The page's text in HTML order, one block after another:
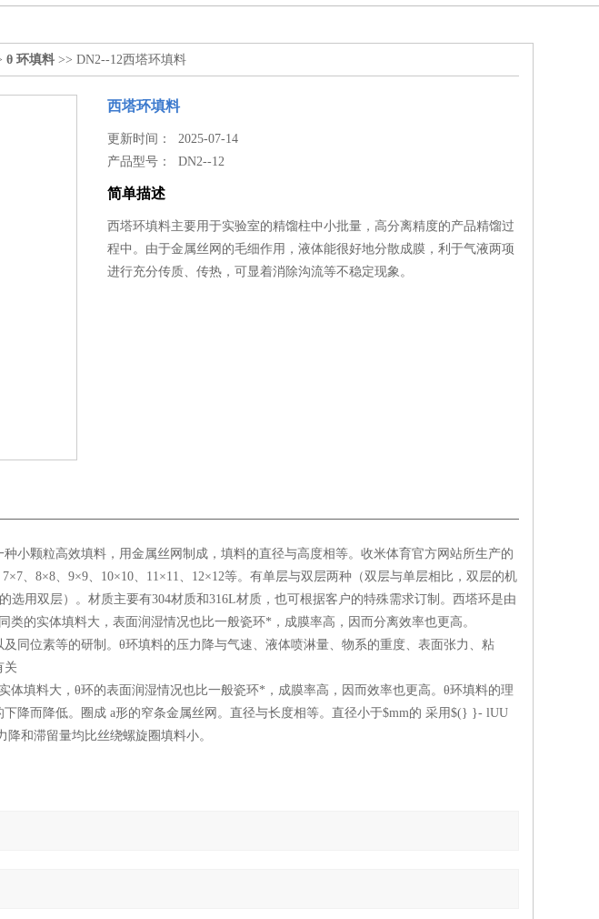
θ 环填料 >> DN2--12西塔环填料
西塔环填料
更新时间： 2025-07-14
产品型号：DN2--12
简单描述
西塔环填料主要用于实验室的精馏柱中小批量，高分离精度的产品精馏过
程中。由于金属丝网的毛细作用，液体能很好地分散成膜，利于气液两项
进行充分传质、传热，可显着消除沟流等不稳定现象。
种小颗粒高效填料，用金属丝网制成，填料的直径与高度相等。收米体育官方网站所生产的
、8×8、9×9、10×10、11×11、12×12等。有单层与双层两种（双层与单层相比，双层的机
选用双层）。材质主要有304材质和316L材质，也可根据客户的特殊需求订制。西塔环是由
的实体填料大，表面润湿情况也比一般瓷环*，成膜率高，因而分离效率也更高。
同位素等的研制。θ环填料的压力降与气速、液体喷淋量、物系的重度、表面张力、粘
关
体填料大，θ环的表面润湿情况也比一般瓷环*，成膜率高，因而效率也更高。θ环填料的理
降而降低。圈成 a形的窄条金属丝网。直径与长度相等。直径小于$mm的 采用$(} }- lUU
和滞留量均比丝绕螺旋圈填料小。